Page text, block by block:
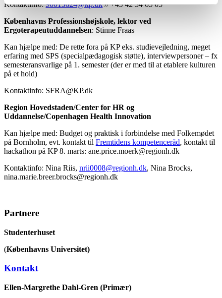
Kontaktinfo:90013624@kp.dk// +45 42 34 65 05
Københavns Professionshøjskole, lektor ved
Ergoterapeutuddannelsen: Stinne Fraas
Kan hjælpe med: De rette fora på KP eks. studievejledning, meget
erfaring med SPS (specialpædagogisk støtte), interviewpersoner – fx
semesteransvarlige på 1. semester (der er med til at etablere kulturen
på et hold)
Kontaktinfo: SFRA@KP.dk
Region Hovedstaden/Center for HR og
Uddannelse/Copenhagen Health Innovation
Kan hjælpe med: Budget og praktisk i forbindelse med Folkemødet
på Bornholm, evt. kontakt til Fremtidens kompetenceråd, kontakt til
hackathon på KP 8. marts: ane.price.moerk@regionh.dk
Kontaktinfo: Nina Riis, nrii0008@regionh.dk, Nina Brocks,
nina.marie.breer.brocks@regionh.dk
Partnere
Studenterhuset
(Københavns Universitet)
Kontakt
Ellen-Margrethe Dahl-Gren (Primær)